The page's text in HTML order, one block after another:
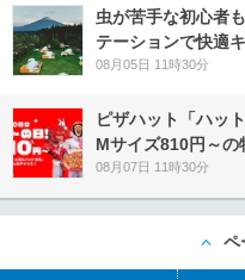
虫が苦手な初心者
テーションで快適
08月05日 11時30分
ピザハット「ハッ
Mサイズ810円～の
08月07日 11時30分
ペ